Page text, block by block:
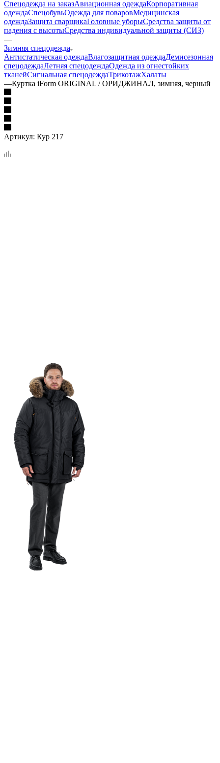
Спецодежда на заказАвиационная одеждаКорпоративная
одеждаСпецобувьОдежда для поваровМедицинская
одеждаЗащита сварщикаГоловные уборыСредства защиты от
падения с высотыСредства индивидуальной защиты (СИЗ)
—
Зимняя спецодежда
Антистатическая одеждаВлагозащитная одеждаДемисезонная
спецодеждаЛетняя спецодеждаОдежда из огнестойких
тканейСигнальная спецодеждаТрикотажХалаты
—Куртка iForm ORIGINAL / ОРИДЖИНАЛ, зимняя, черный
Артикул: Кур 217